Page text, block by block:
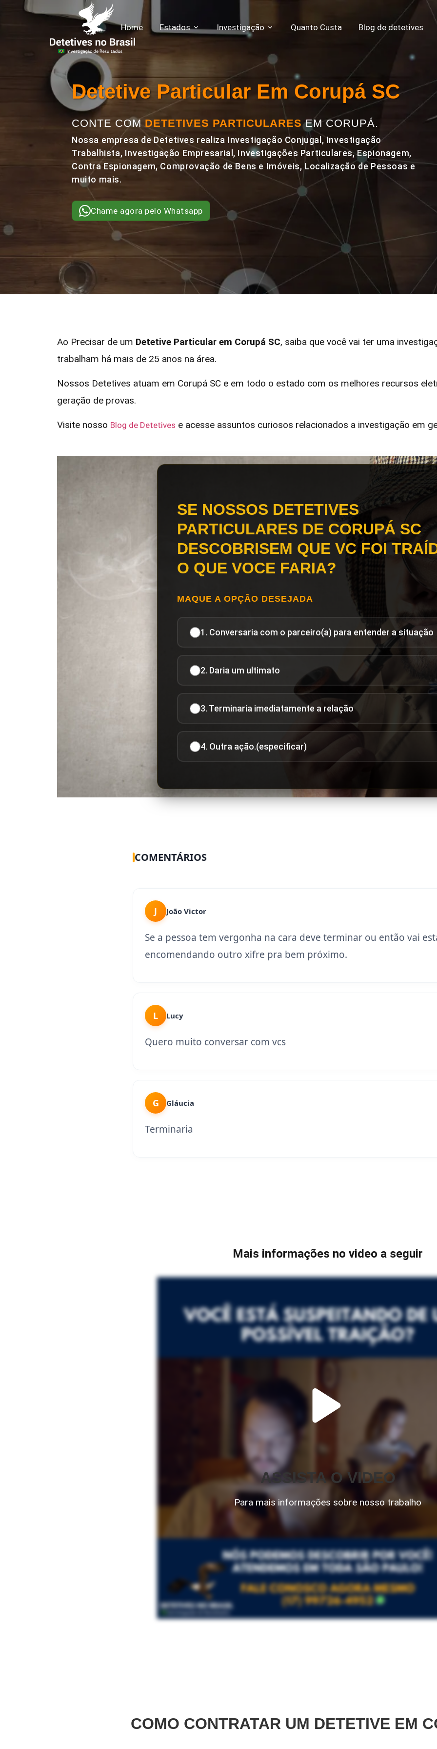
Home Estados Investigação Quanto Custa Blog de detetives
Detetive Particular Em Corupá SC
CONTE COMDETETIVES PARTICULARESEM CORUPÁ.
Nossa empresa de Detetives realiza Investigação Conjugal, Investigação
Trabalhista, Investigação Empresarial, Investigações Particulares, Espionagem,
Contra Espionagem, Comprovação de Bens e Imóveis, Localização de Pessoas e
muito mais.
Chame agora pelo Whatsapp
Ao Precisar de um Detetive Particular em Corupá SC, saiba que você vai ter uma
trabalham há mais de 25 anos na área.
Nossos Detetives atuam em Corupá SC e em todo o estado com os melhores recursos
geração de provas.
Visite nosso Blog de Detetives e acesse assuntos curiosos relacionados a investigação em
SE NOSSOS DETETIVES
PARTICULARES DE CORUPÁ SC
DESCOBRISEM QUE VC FOI
O QUE VOCE FARIA?
MAQUE A OPÇÃO DESEJADA
1. Conversaria com o parceiro(a) para entender a situação
2. Daria um ultimato
3. Terminaria imediatamente a relação
4. Outra ação.(especificar)
COMENTÁRIOS
J João Victor
Se a pessoa tem vergonha na cara deve terminar ou então vai
encomendando outro xifre pra bem próximo.
L Lucy
Quero muito conversar com vcs
G Gláucia
Terminaria
Mais informações no video a seguir
ASSISTA O VIDEO
Para mais informações sobre nosso trabalho
COMO CONTRATAR UM DETETIVE EM